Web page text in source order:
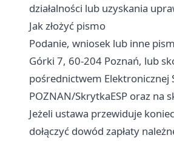
działalności lub uzyskania
Jak złożyć pismo
Podanie, wniosek lub inne
Górki 7, 60-204 Poznań, lub
pośrednictwem Elektronicznej
POZNAN/SkrytkaESP oraz na
Jeżeli ustawa przewiduje
dołączyć dowód zapłaty